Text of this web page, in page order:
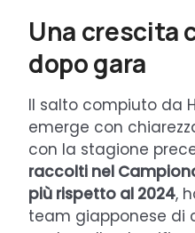
Una crescita
dopo gara
Il salto compiuto da
emerge con
con la stagione
raccolti nel
più rispetto al 2024,
team giapponese di